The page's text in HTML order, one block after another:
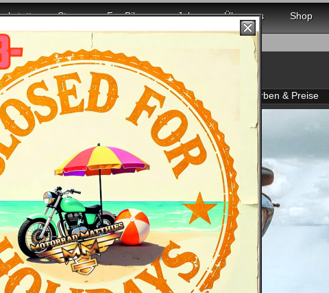
Store For Bikers Jobs Über uns Shop
Glide Modelljahr 2026: Überblick
Daten Farben & Preise